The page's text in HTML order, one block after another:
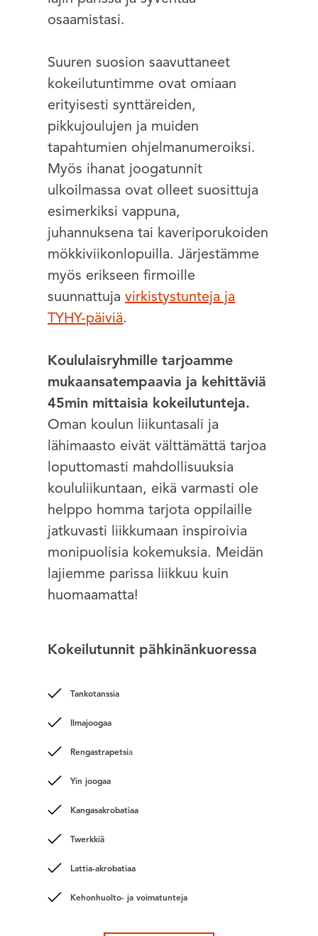
osaamistasi.
Suuren suosion saavuttaneet
kokeilutuntimme ovat omiaan
erityisesti synttäreiden,
pikkujoulujen ja muiden
tapahtumien ohjelmanumeroiksi.
Myös ihanat joogatunnit
ulkoilmassa ovat olleet suosittuja
esimerkiksi vappuna,
juhannuksena tai kaveriporukoiden
mökkiviikonlopuilla. Järjestämme
myös erikseen firmoille
suunnattujavirkistystunteja ja
TYHY-päiviä.
Koululaisryhmille tarjoamme
mukaansatempaavia ja kehittäviä
45min mittaisia kokeilutunteja.
Oman koulun liikuntasali ja
lähimaasto eivät välttämättä tarjoa
loputtomasti mahdollisuuksia
koululiikuntaan, eikä varmasti ole
helppo homma tarjota oppilaille
jatkuvasti liikkumaan inspiroivia
monipuolisia kokemuksia. Meidän
lajiemme parissa liikkuu kuin
huomaamatta!
Kokeilutunnit pähkinänkuoressa
Tankotanssia
Ilmajoogaa
Rengastrapetsia
Yin joogaa
Kangasakrobatiaa
Twerkkiä
Lattia-akrobatiaa
Kehonhuolto- ja voimatunteja